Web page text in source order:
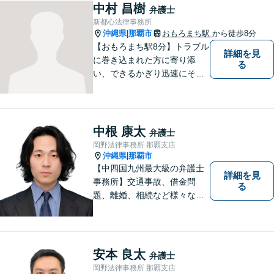
中村 昌樹 弁護士
新都心法律事務所
沖縄県|那覇市 おもろまち駅 から徒歩8分
【おもろまち駅8分】トラブル
に巻き込まれた方に寄り添
い、できるかぎり迅速にそし
婚、借金、相続、交通事故
等、生活上のトラブルがござ
いましたら、お気軽にご相談
下さい。
詳細を見
る
中根 康太 弁護士
岡野法律事務所 那覇支店
沖縄県|那覇市
【中四国九州最大級の弁護士
事務所】交通事故、借金問
題、離婚、相続など様々な問
まずはお気軽にご相談くださ
い！
詳細を見
る
安本 良太 弁護士
岡野法律事務所 那覇支店